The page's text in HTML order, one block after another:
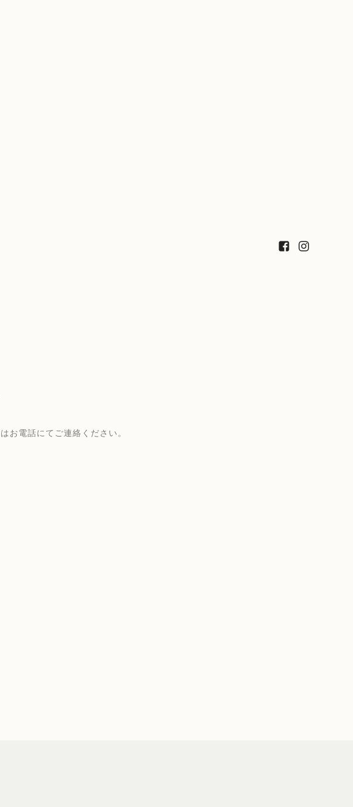
お電話にてご連絡ください。